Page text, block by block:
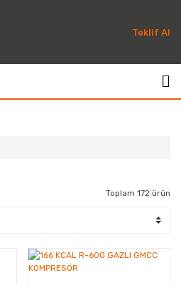
Teklif Al
Toplam 172 ürün